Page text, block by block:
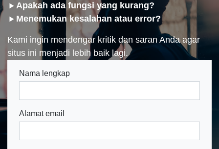
Apakah ada fungsi yang kurang?
Menemukan kesalahan atau error?
Kami ingin mendengar kritik dan saran Anda agar
situs ini menjadi lebih baik lagi.
Nama lengkap
Alamat email